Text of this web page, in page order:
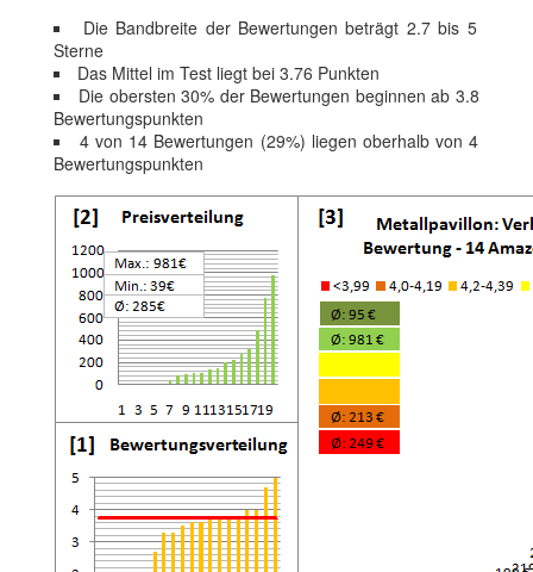
Die Bandbreite der Bewertungen beträgt 2.7 bis 5
Sterne
Das Mittel im Test liegt bei 3.76 Punkten
Die obersten 30% der Bewertungen beginnen ab 3.8
Bewertungspunkten
4 von 14 Bewertungen (29%) liegen oberhalb von 4
Bewertungspunkten